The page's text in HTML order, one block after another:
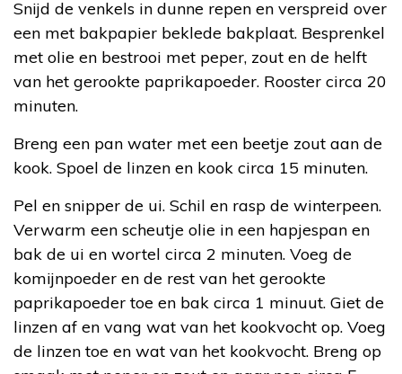
Snijd de venkels in dunne repen en verspreid over
een met bakpapier beklede bakplaat. Besprenkel
met olie en bestrooi met peper, zout en de helft
van het gerookte paprikapoeder. Rooster circa 20
minuten.
Breng een pan water met een beetje zout aan de
kook. Spoel de linzen en kook circa 15 minuten.
Pel en snipper de ui. Schil en rasp de winterpeen.
Verwarm een scheutje olie in een hapjespan en
bak de ui en wortel circa 2 minuten. Voeg de
komijnpoeder en de rest van het gerookte
paprikapoeder toe en bak circa 1 minuut. Giet de
linzen af en vang wat van het kookvocht op. Voeg
de linzen toe en wat van het kookvocht. Breng op